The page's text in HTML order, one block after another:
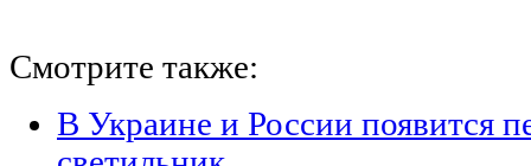
Смотрите также:
В Украине и России появится